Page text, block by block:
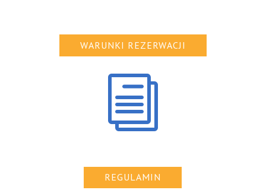
WARUNKI REZERWACJI
i
REGULAMIN